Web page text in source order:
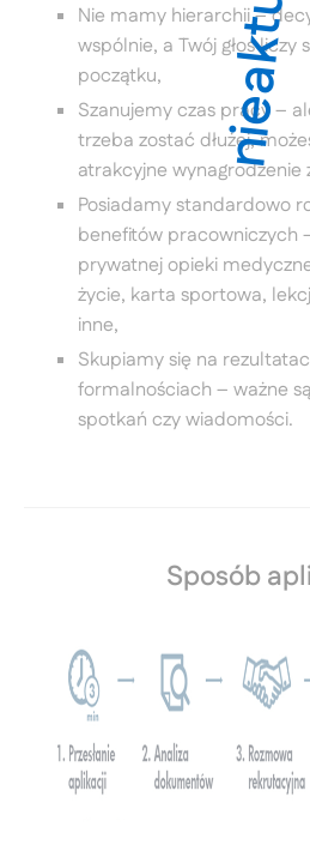
Nie mamy hierarchii –
wspólnie, a Twój głos liczy
początku,
Szanujemy czas pracy –
trzeba zostać dłużej,
atrakcyjne wynagrodzenie
Posiadamy standardowo
benefitów pracowniczych
prywatnej opieki
życie, karta sportowa,
inne,
Skupiamy się na
formalnościach – ważne
spotkań czy wiadomości.
Sposób